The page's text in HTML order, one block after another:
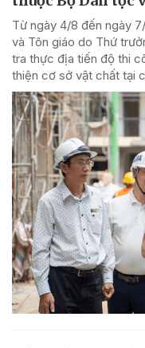
Từ ngày 4/8 đến ngày
và Tôn giáo do Thứ
tra thực địa tiến độ thi
thiện cơ sở vật chất tại